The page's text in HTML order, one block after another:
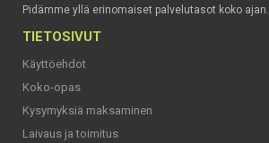
Pidämme yllä erinomaiset palvelutasot koko ajan.
TIETOSIVUT
Käyttöehdot
Koko-opas
Kysymyksiä maksaminen
Laivaus ja toimitus